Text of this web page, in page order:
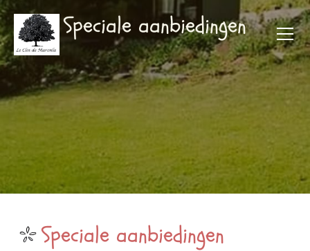
Speciale aanbiedingen
Speciale aanbiedingen